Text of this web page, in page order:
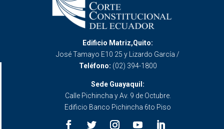
Edificio Matriz,Quito:
José Tamayo E10 25 y Lizardo García /
Teléfono: (02) 394-1800
Sede Guayaquil:
Calle Pichincha y Av. 9 de Octubre.
Edificio Banco Pichincha 6to Piso